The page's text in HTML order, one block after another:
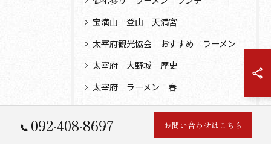
宝満山 登山 天満宮
太宰府観光協会 おすすめ ラーメン
太宰府 大野城 歴史
太宰府 ラーメン 春
太宰府 ラーメン 夏
ラーメン 天満宮 参道
092-408-8697 お問い合わせはこちら